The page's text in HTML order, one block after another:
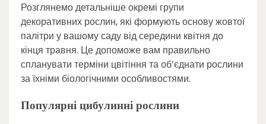
Розглянемо детальніше окремі групи
декоративних рослин, які формують основу жовтої
палітри у вашому саду від середини квітня до
кінця травня. Це допоможе вам правильно
спланувати терміни цвітіння та об’єднати рослини
за їхніми біологічними особливостями.
Популярні цибулинні рослини